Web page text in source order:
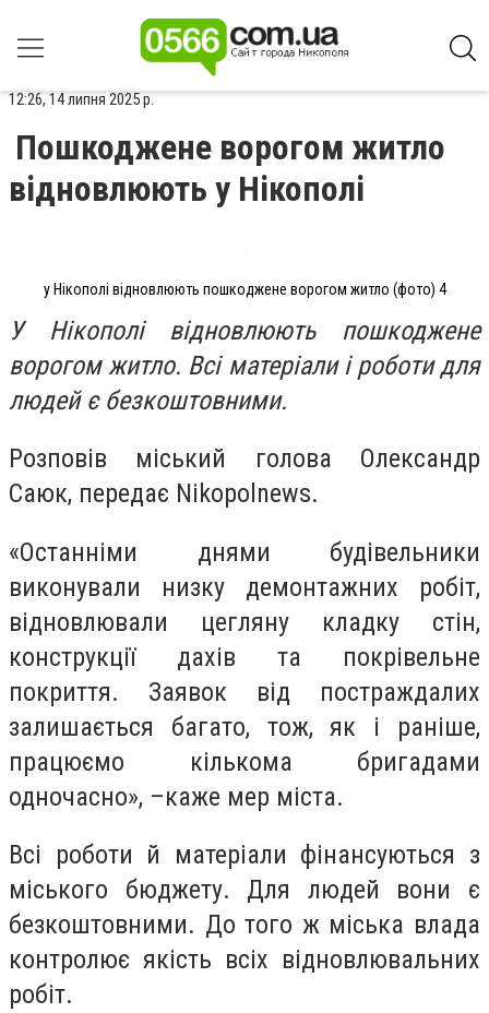
12:26, 14 липня 2025 р.
Пошкоджене ворогом житло
відновлюють у Нікополі
у Нікополі відновлюють пошкоджене ворогом житло (фото) 4
У Нікополі відновлюють пошкоджене
ворогом житло. Всі матеріали і роботи для
людей є безкоштовними.
Розповів міський голова Олександр
Саюк, передає Nikopolnews.
«Останніми днями будівельники
виконували низку демонтажних робіт,
відновлювали цегляну кладку стін,
конструкції дахів та покрівельне
покриття. Заявок від постраждалих
залишається багато, тож, як і раніше,
працюємо кількома бригадами
одночасно», –каже мер міста.
Всі роботи й матеріали фінансуються з
міського бюджету. Для людей вони є
безкоштовними. До того ж міська влада
контролює якість всіх відновлювальних
робіт.